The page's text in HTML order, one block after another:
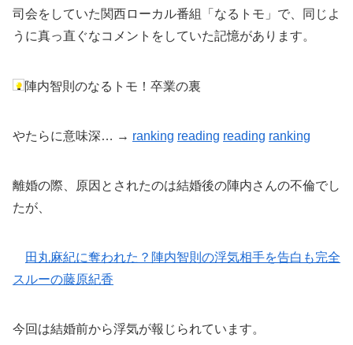
司会をしていた関西ローカル番組「なるトモ」で、同じよ
うに真っ直ぐなコメントをしていた記憶があります。
陣内智則のなるトモ！卒業の裏
やたらに意味深… → ranking reading reading ranking
離婚の際、原因とされたのは結婚後の陣内さんの不倫でし
たが、
田丸麻紀に奪われた？陣内智則の浮気相手を告白も完全
スルーの藤原紀香
今回は結婚前から浮気が報じられています。